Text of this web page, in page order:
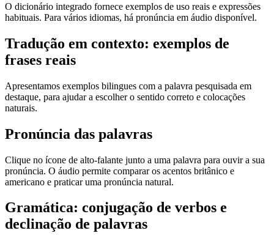
O dicionário integrado fornece exemplos de uso reais e expressões
habituais. Para vários idiomas, há pronúncia em áudio disponível.
Tradução em contexto: exemplos de
frases reais
Apresentamos exemplos bilingues com a palavra pesquisada em
destaque, para ajudar a escolher o sentido correto e colocações
naturais.
Pronúncia das palavras
Clique no ícone de alto-falante junto a uma palavra para ouvir a sua
pronúncia. O áudio permite comparar os acentos britânico e
americano e praticar uma pronúncia natural.
Gramática: conjugação de verbos e
declinação de palavras